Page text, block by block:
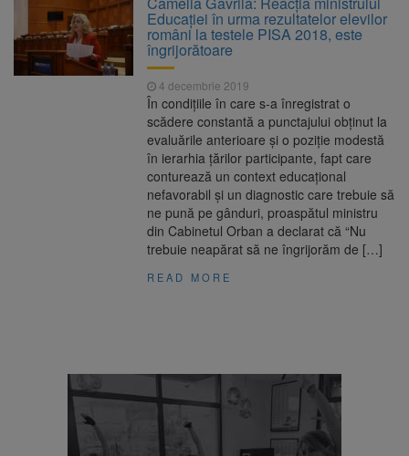
6 august 2026
AUR a lansat platforma
suspeND.ro pentru urmărirea inițiativei de
suspendare a președintelui Nicușor Dan
6 august 2026
Înalta Curte analizează
dosarul lui Călin Georgescu și Horațiu Potra.
Judecătorii decid dacă începe procesul
Strategia națională pentru
biodiversitate 2026-2030, adoptată de Senat.
Proiectul merge la promulgare
Educaţiei în urma rezultatelor elevilor
români la testele PISA 2018, este
îngrijorătoare
4 decembrie 2019
În condiţiile în care s-a înregistrat o
scădere constantă a punctajului obţinut la
evaluările anterioare şi o poziţie modestă
în ierarhia ţărilor participante, fapt care
conturează un context educaţional
nefavorabil şi un diagnostic care trebuie să
ne pună pe gânduri, proaspătul ministru
din Cabinetul Orban a declarat că “Nu
trebuie neapărat să ne îngrijorăm de […]
READ MORE